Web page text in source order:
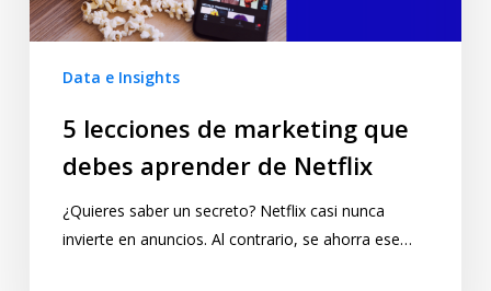
Data e Insights
5 lecciones de marketing que
debes aprender de Netflix
¿Quieres saber un secreto? Netflix casi nunca
invierte en anuncios. Al contrario, se ahorra ese…